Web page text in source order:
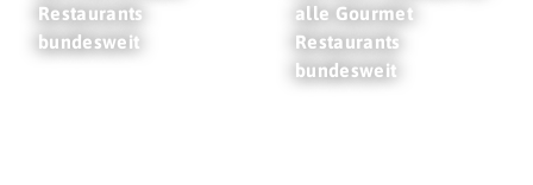
Restaurants
bundesweit
alle Gourmet
Restaurants
bundesweit